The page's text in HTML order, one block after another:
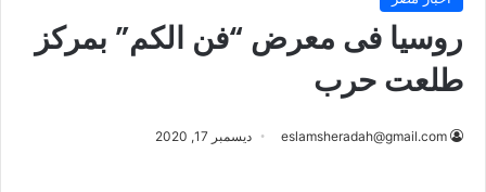
روسيا فى معرض “فن الكم” بمركز
طلعت حرب
eslamsheradah@gmail.com ديسمبر 17, 2020